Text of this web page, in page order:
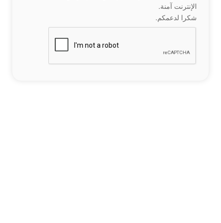
الإنترنت آمنة.
شكرا لدعمكم.